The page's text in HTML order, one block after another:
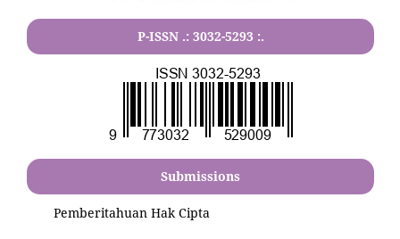
P-ISSN .: 3032-5293 :.
Submissions
Pemberitahuan Hak Cipta